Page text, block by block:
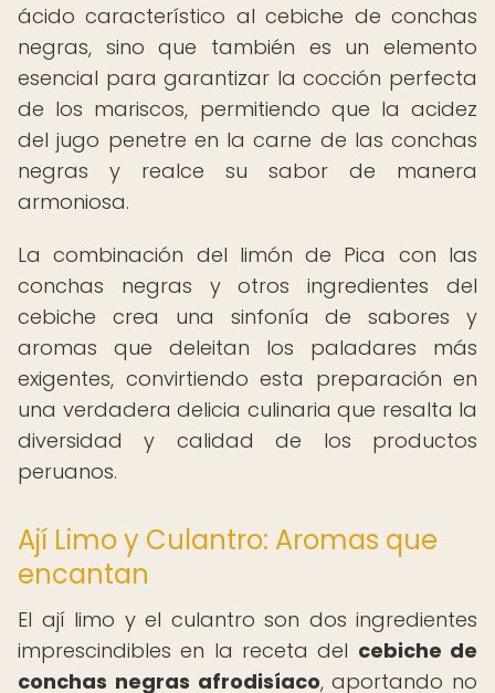
ácido característico al cebiche de conchas
negras, sino que también es un elemento
esencial para garantizar la cocción perfecta
de los mariscos, permitiendo que la acidez
del jugo penetre en la carne de las conchas
negras y realce su sabor de manera
armoniosa.
La combinación del limón de Pica con las
conchas negras y otros ingredientes del
cebiche crea una sinfonía de sabores y
aromas que deleitan los paladares más
exigentes, convirtiendo esta preparación en
una verdadera delicia culinaria que resalta la
diversidad y calidad de los productos
peruanos.
Ají Limo y Culantro: Aromas que
encantan
El ají limo y el culantro son dos ingredientes
imprescindibles en la receta del cebiche de
conchas negras afrodisíaco, aportando no